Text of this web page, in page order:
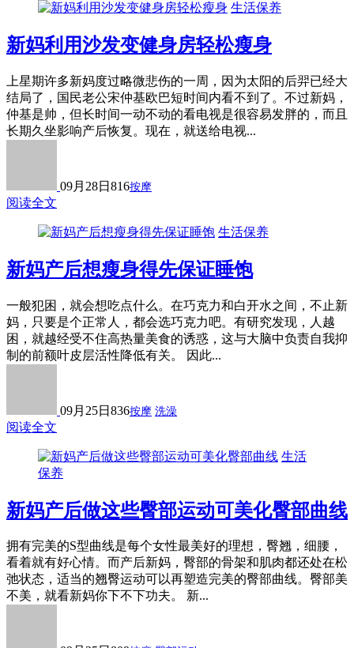
生活保养
新妈利用沙发变健身房轻松瘦身
上星期许多新妈度过略微悲伤的一周，因为太阳的后羿已经大
结局了，国民老公宋仲基欧巴短时间内看不到了。不过新妈，
仲基是帅，但长时间一动不动的看电视是很容易发胖的，而且
长期久坐影响产后恢复。现在，就送给电视...
09月28日 816按摩
阅读全文
生活保养
新妈产后想瘦身得先保证睡饱
一般犯困，就会想吃点什么。在巧克力和白开水之间，不止新
妈，只要是个正常人，都会选巧克力吧。有研究发现，人越
困，就越经受不住高热量美食的诱惑，这与大脑中负责自我抑
制的前额叶皮层活性降低有关。 因此...
09月25日 836按摩 洗澡
阅读全文
生活
保养
新妈产后做这些臀部运动可美化臀部曲线
拥有完美的S型曲线是每个女性最美好的理想，臀翘，细腰，
看着就有好心情。而产后新妈，臀部的骨架和肌肉都还处在松
弛状态，适当的翘臀运动可以再塑造完美的臀部曲线。臀部美
不美，就看新妈你下不下功夫。 新...